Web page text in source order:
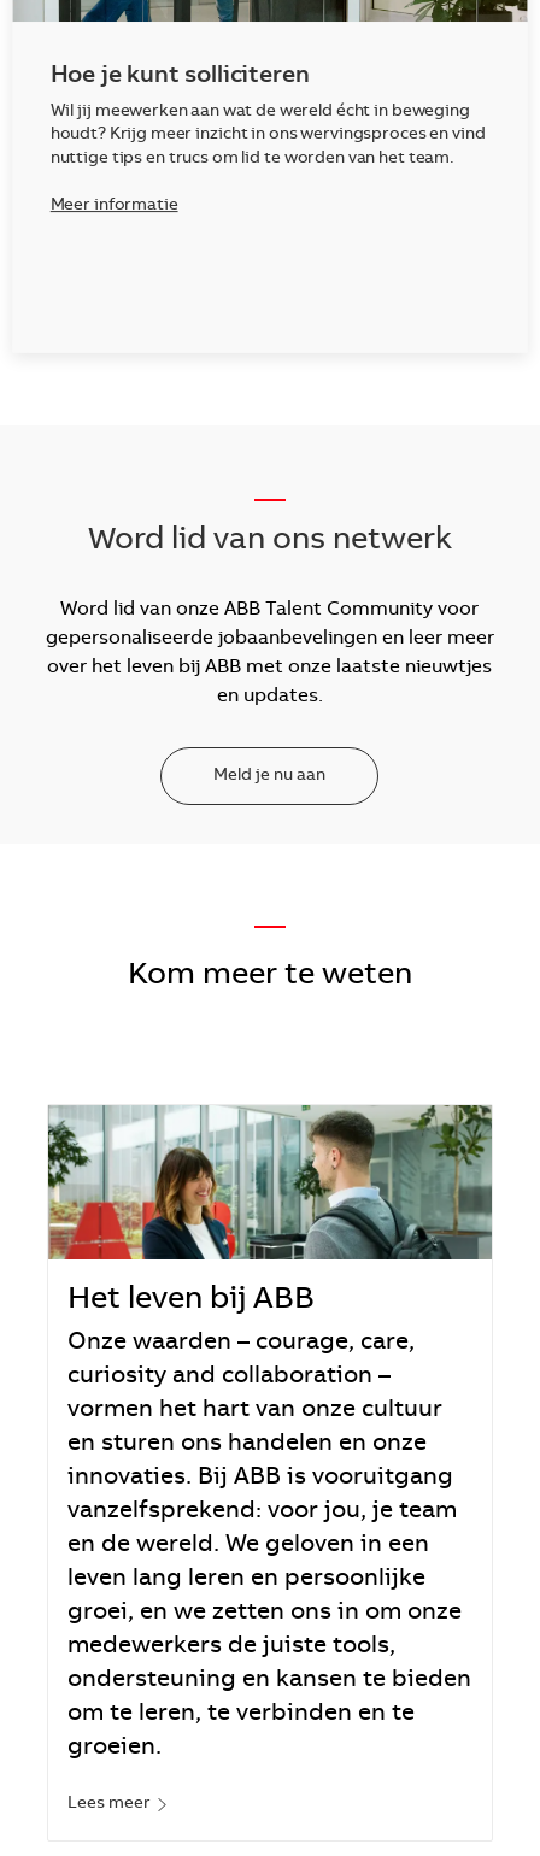
Hoe je kunt solliciteren
Wil jij meewerken aan wat de wereld écht in beweging
houdt? Krijg meer inzicht in ons wervingsproces en vind
nuttige tips en trucs om lid te worden van het team.
Meer informatie
Word lid van ons netwerk
Word lid van onze ABB Talent Community voor
gepersonaliseerde jobaanbevelingen en leer meer
over het leven bij ABB met onze laatste nieuwtjes
en updates.
Meld je nu aan
—
Kom meer te weten
Het leven bij ABB
Onze waarden – courage, care,
curiosity and collaboration –
vormen het hart van onze cultuur
en sturen ons handelen en onze
innovaties. Bij ABB is vooruitgang
vanzelfsprekend: voor jou, je team
en de wereld. We geloven in een
leven lang leren en persoonlijke
groei, en we zetten ons in om onze
medewerkers de juiste tools,
ondersteuning en kansen te bieden
om te leren, te verbinden en te
groeien.
Lees meer